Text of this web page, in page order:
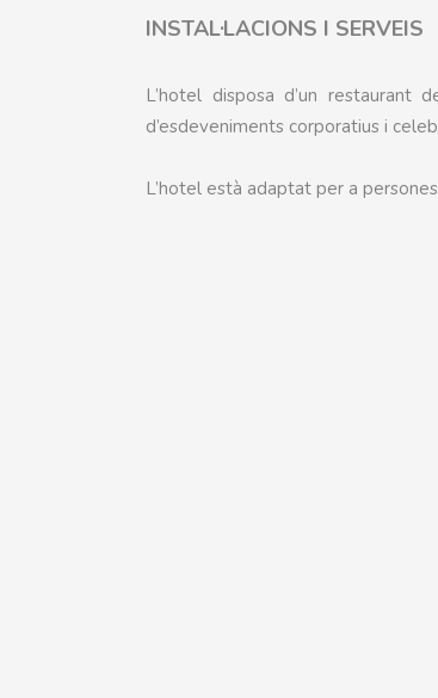
INSTAL·LACIONS I SERVEIS
L’hotel disposa d’un
d’esdeveniments corporatius i
L’hotel està adaptat per a